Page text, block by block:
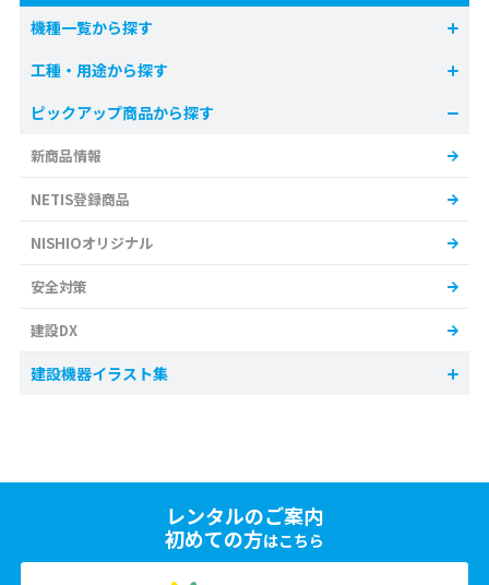
機種一覧から探す
工種・用途から探す
ピックアップ商品から探す
新商品情報
NETIS登録商品
NISHIOオリジナル
安全対策
建設DX
建設機器イラスト集
レンタルのご案内
初めての方はこちら